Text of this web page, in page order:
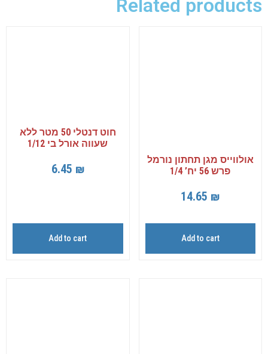
Related products
אולווייס מגן תחתון נורמל
פרש 56 יח’ 1/4
14.65 ₪
Add to cart
חוט דנטלי 50 מטר ללא
שעווה אורל בי 1/12
6.45 ₪
Add to cart